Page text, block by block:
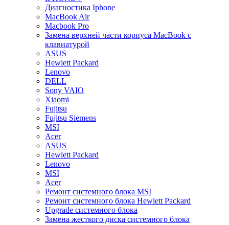
Диагностика Iphone
MacBook Air
Macbook Pro
Замена верхней части корпуса MacBook с
клавиатурой
ASUS
Hewlett Packard
Lenovo
DELL
Sony VAIO
Xiaomi
Fujitsu
Fujitsu Siemens
MSI
Acer
ASUS
Hewlett Packard
Lenovo
MSI
Acer
Ремонт системного блока MSI
Ремонт системного блока Hewlett Packard
Upgrade системного блока
Замена жесткого диска системного блока